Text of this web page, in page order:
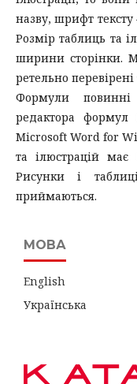
назву, шрифт тексту
Розмір таблиць та
ширини сторінки.
ретельно
Формули
редактора формул
Microsoft Word for
та ілюстрацій
Рисунки і
приймаються.
МОВА
English
Українська